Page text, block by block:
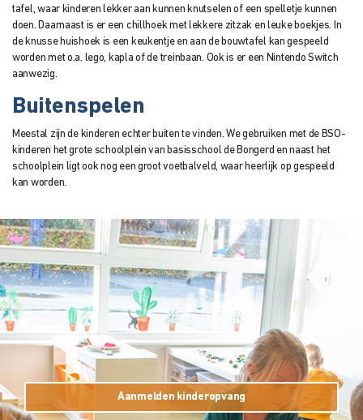
tafel, waar kinderen lekker aan kunnen knutselen of een spelletje kunnen
doen. Daarnaast is er een chillhoek met lekkere zitzak en leuke boekjes. In
de knusse huishoek is een keukentje en aan de bouwtafel kan gespeeld
worden met o.a. lego, kapla of de treinbaan. Ook is er een Nintendo Switch
aanwezig.
Buitenspelen
Meestal zijn de kinderen echter buiten te vinden. We gebruiken met de BSO-
kinderen het grote schoolplein van basisschool de Bongerd en naast het
schoolplein ligt ook nog een groot voetbalveld, waar heerlijk op gespeeld
kan worden.
Aanmelden kinderopvang